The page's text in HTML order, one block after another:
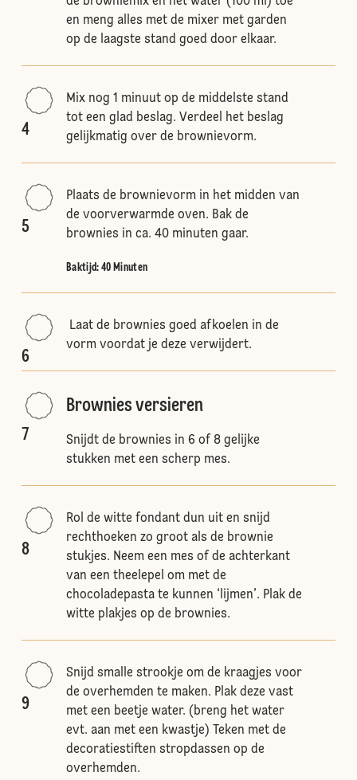
en meng alles met de mixer met garden
op de laagste stand goed door elkaar.
4
Mix nog 1 minuut op de middelste stand
tot een glad beslag. Verdeel het beslag
gelijkmatig over de brownievorm.
5
Plaats de brownievorm in het midden van
de voorverwarmde oven. Bak de
brownies in ca. 40 minuten gaar.
Baktijd: 40 Minuten
6
Laat de brownies goed afkoelen in de
vorm voordat je deze verwijdert.
7
Brownies versieren
Snijdt de brownies in 6 of 8 gelijke
stukken met een scherp mes.
8
Rol de witte fondant dun uit en snijd
rechthoeken zo groot als de brownie
stukjes. Neem een mes of de achterkant
van een theelepel om met de
chocoladepasta te kunnen ‘lijmen’. Plak de
witte plakjes op de brownies.
9
Snijd smalle strookje om de kraagjes voor
de overhemden te maken. Plak deze vast
met een beetje water. (breng het water
evt. aan met een kwastje) Teken met de
decoratiestiften stropdassen op de
overhemden.